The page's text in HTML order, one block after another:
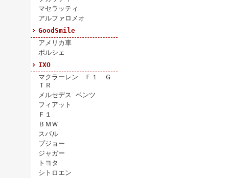
マセラッティ
アルファロメオ
GoodSmile
アメリカ車
ポルシェ
IXO
マクラーレン Ｆ１ Ｇ
ＴＲ
メルセデス ベンツ
フィアット
Ｆ１
ＢＭＷ
スバル
プジョー
ジャガー
トヨタ
シトロエン